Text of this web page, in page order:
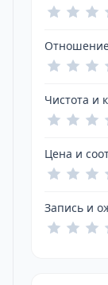
Чистота и
Цена и
Запись и